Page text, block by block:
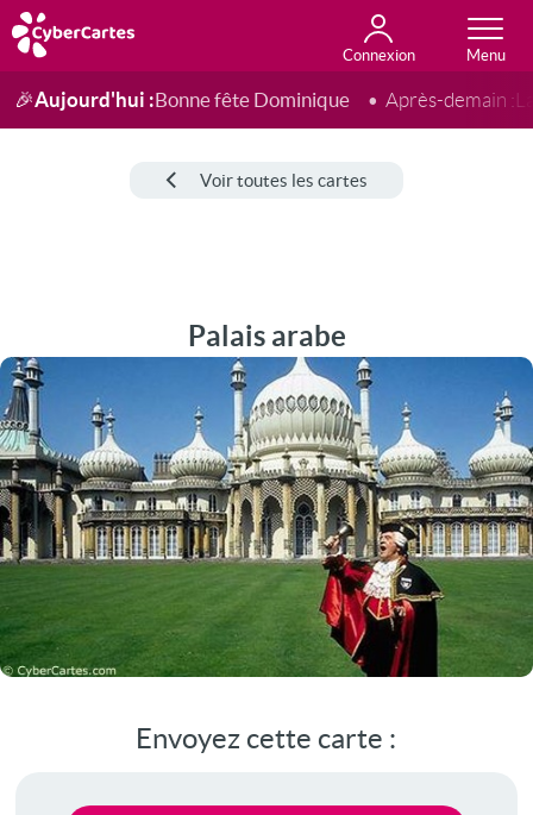
Connexion
Anniversaire
Fête du jour
Amour
Amitié
Merci
Toutes les cartes
🎉Aujourd'hui :Bonne fête Dominique Après-demain :
Voir toutes les cartes
Palais arabe
Envoyez cette carte :